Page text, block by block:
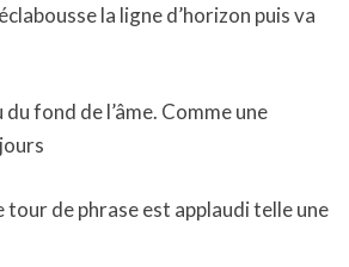
la ligne d’horizon puis va
fond de l’âme. Comme une
de phrase est applaudi telle une